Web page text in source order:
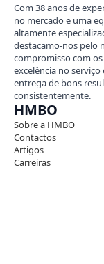
Com 38 anos de
no mercado e uma
altamente
destacamo-nos pelo
compromisso com os
excelência no serviço
entrega de bons
consistentemente.
HMBO
Sobre a HMBO
Contactos
Artigos
Carreiras